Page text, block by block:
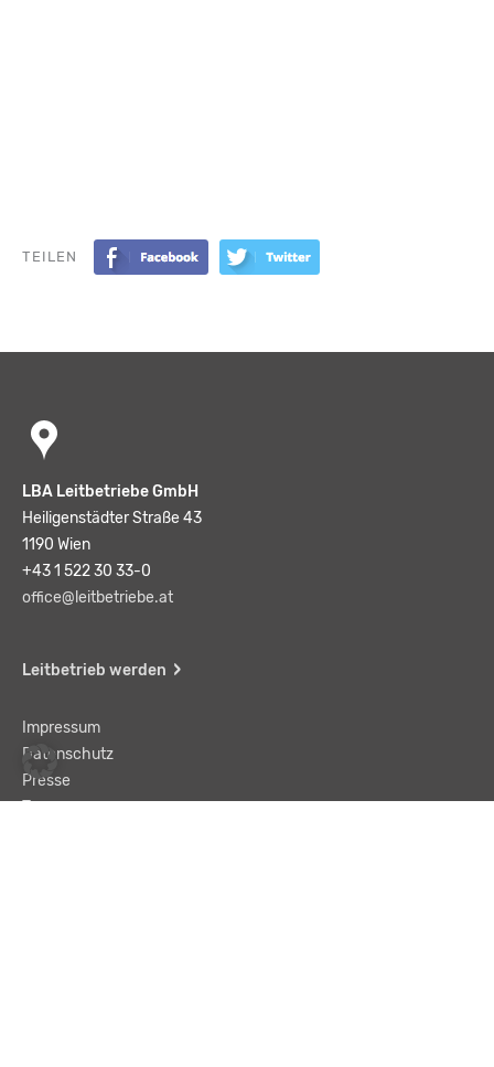
TEILEN
LBA Leitbetriebe GmbH
Heiligenstädter Straße 43
1190 Wien
+43 1 522 30 33-0
office@leitbetriebe.at
Leitbetrieb werden
Impressum
Datenschutz
Presse
Team